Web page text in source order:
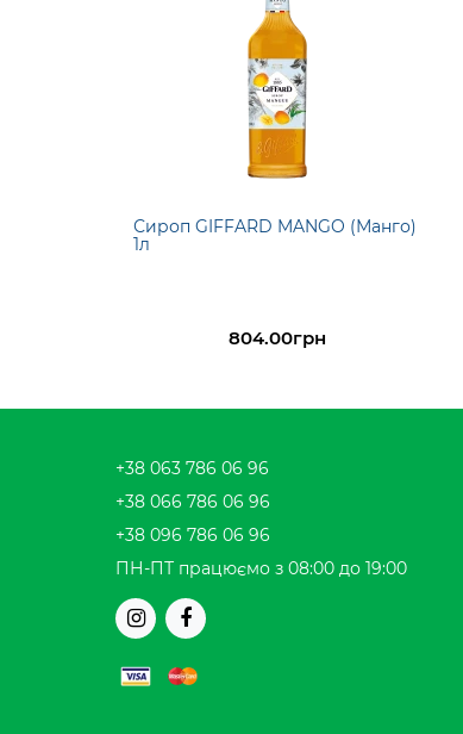
Сироп GIFFARD MANGO (Манго)
1л
804.00грн
+38 063 786 06 96
+38 066 786 06 96
+38 096 786 06 96
ПН-ПТ працюємо з 08:00 до 19:00